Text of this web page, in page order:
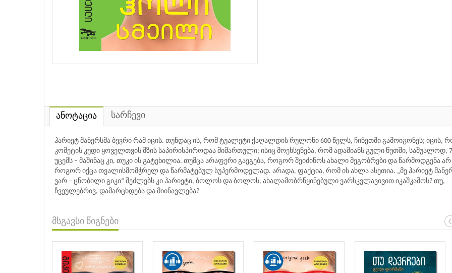
ანოტაცია სარჩევი
ჰარიეტ მანერსმა ბევრი რამ იცის. თუნდაც ის, რომ ტუალეტი ქაღალდის რულონი 600 წელს, ჩინეთში გამოიგონეს; იცის,
კომეტის კუდი ყოველთვის მზის საპირისპიროდაა მიმართული; ისიც მოეხსენება, რომ ადამიანს გული წუთში, საშუალოდ,
უცემს – მაშინაც კი, თუკი ის გატეხილია. თუმცა არაფერი გაეგება, როგორ შეიძინოს ახალი მეგობრები და წარმოდგენა არ
როგორ იქცა თვალისმომჭრელ და წარმატებულ სუპერმოდელად. არადა, ფაქტია, რომ ის ახლა ასეთია. „მე ჰარიეტ
ვარ – ცნობილი გიკი“ შეძლებს კი ჰარიეტი, ბოლოს და ბოლოს, ახალამობრწყინებული ვარსკვლავივით იკაშკაშოს? თუ,
ჩვეულებრივ, დამარცხდება და მიინავლება?
მსგავსი წიგნები